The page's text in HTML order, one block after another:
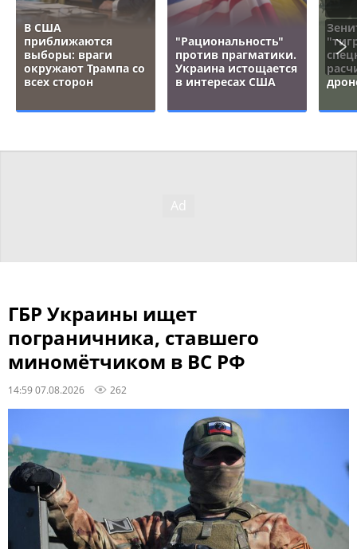
В США
приближаются
выборы: враги
окружают Трампа со
всех сторон
"Рациональность"
против прагматики.
Украина истощается
в интересах США
ГБР Украины ищет
пограничника, ставшего
миномётчиком в ВС РФ
14:59 07.08.2026 262